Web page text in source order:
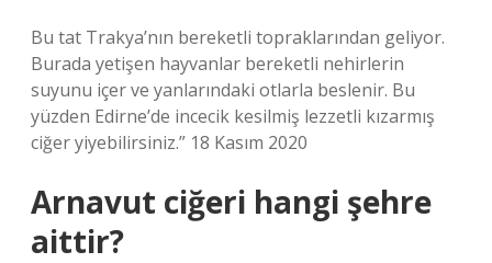
Bu tat Trakya’nın bereketli topraklarından geliyor.
Burada yetişen hayvanlar bereketli nehirlerin
suyunu içer ve yanlarındaki otlarla beslenir. Bu
yüzden Edirne’de incecik kesilmiş lezzetli kızarmış
ciğer yiyebilirsiniz.” 18 Kasım 2020
Arnavut ciğeri hangi şehre
aittir?